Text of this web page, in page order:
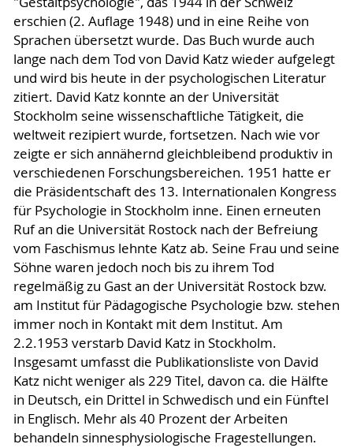
erschien (2. Auflage 1948) und in eine Reihe von
Sprachen übersetzt wurde. Das Buch wurde auch
lange nach dem Tod von David Katz wieder aufgelegt
und wird bis heute in der psychologischen Literatur
zitiert. David Katz konnte an der Universität
Stockholm seine wissenschaftliche Tätigkeit, die
weltweit rezipiert wurde, fortsetzen. Nach wie vor
zeigte er sich annähernd gleichbleibend produktiv in
verschiedenen Forschungsbereichen. 1951 hatte er
die Präsidentschaft des 13. Internationalen Kongress
für Psychologie in Stockholm inne. Einen erneuten
Ruf an die Universität Rostock nach der Befreiung
vom Faschismus lehnte Katz ab. Seine Frau und seine
Söhne waren jedoch noch bis zu ihrem Tod
regelmäßig zu Gast an der Universität Rostock bzw.
am Institut für Pädagogische Psychologie bzw. stehen
immer noch in Kontakt mit dem Institut. Am
2.2.1953 verstarb David Katz in Stockholm.
Insgesamt umfasst die Publikationsliste von David
Katz nicht weniger als 229 Titel, davon ca. die Hälfte
in Deutsch, ein Drittel in Schwedisch und ein Fünftel
in Englisch. Mehr als 40 Prozent der Arbeiten
behandeln sinnesphysiologische Fragestellungen.